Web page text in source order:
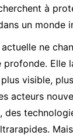
à
un monde
ne
profonde. Elle
visible,
acteurs
des